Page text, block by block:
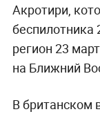
Акротири,
беспилотника
регион 23
на Ближний
В британском